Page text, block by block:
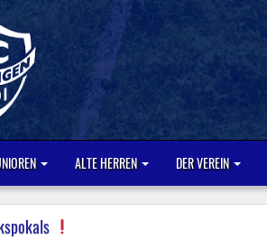
ALTE HERREN DER VEREIN